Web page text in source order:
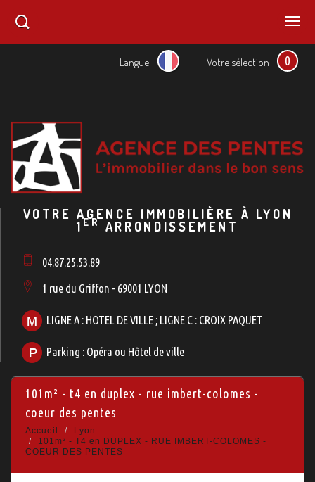
Langue Votre sélection 0
VOTRE AGENCE IMMOBILIÈRE À LYON
1 ER ARRONDISSEMENT
04.87.25.53.89
1 rue du Griffon - 69001 LYON
LIGNE A : HOTEL DE VILLE ; LIGNE C : CROIX PAQUET
Parking : Opéra ou Hôtel de ville
101m² - t4 en duplex - rue imbert-colomes -
coeur des pentes
Accueil
Lyon
101m² - T4 en DUPLEX - RUE IMBERT-COLOMES -
COEUR DES PENTES